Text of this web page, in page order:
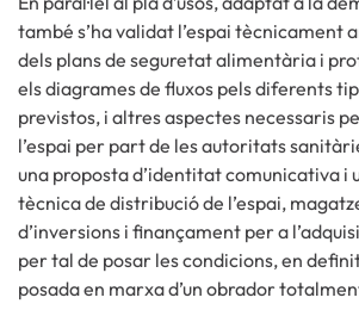
també s’ha validat l’espai tècnicament
dels plans de seguretat alimentària i
els diagrames de fluxos pels diferents
previstos, i altres aspectes necessaris
l’espai per part de les autoritats
una proposta d’identitat comunicativa i
tècnica de distribució de l’espai,
d’inversions i finançament per a
per tal de posar les condicions, en
posada en marxa d’un obrador